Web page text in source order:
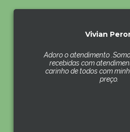
Vivian
Adoro o atendimento
recebidas com
carinho de todos com
preço.